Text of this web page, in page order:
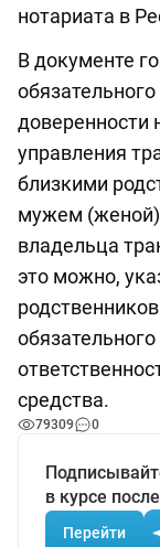
нотариата в
В документе
доверенности
управления
близкими
мужем
владельца
это можно,
средства.
79309 0
в курсе
Перейти